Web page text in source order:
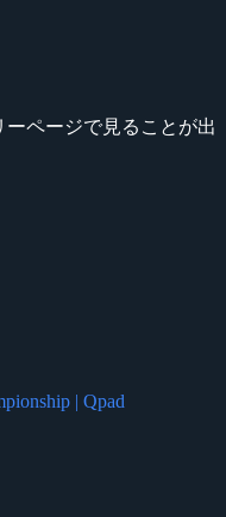
ページで見ることが出
| Qpad